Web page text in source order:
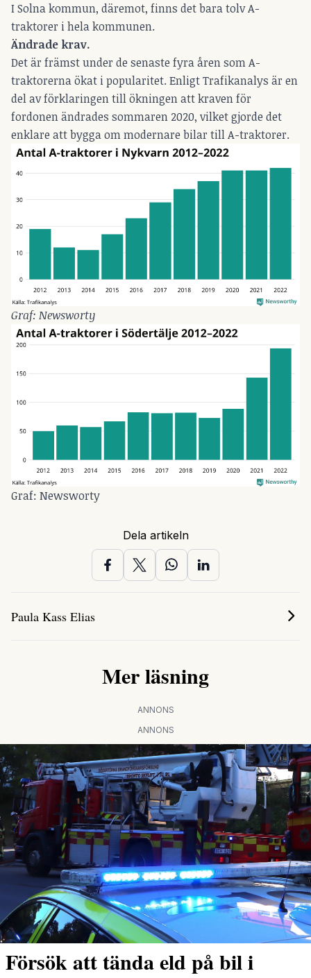
I Solna kommun, däremot, finns det bara tolv A-
traktorer i hela kommunen.
Ändrade krav.
Det är främst under de senaste fyra åren som A-
traktorerna ökat i popularitet. Enligt Trafikanalys är en
del av förklaringen till ökningen att kraven för
fordonen ändrades sommaren 2020, vilket gjorde det
enklare att bygga om modernare bilar till A-traktorer.
Graf: Newsworty
Graf: Newsworty
Dela artikeln
Paula Kass Elias
Mer läsning
ANNONS
ANNONS
Försök att tända eld på bil i